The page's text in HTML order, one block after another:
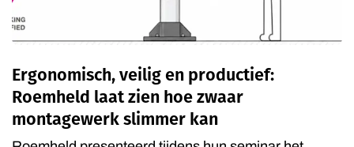
Ergonomisch, veilig en productief:
Roemheld laat zien hoe zwaar
montagewerk slimmer kan